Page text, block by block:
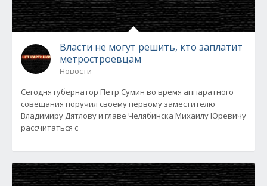
Власти не могут решить, кто заплатит
метростроевцам
Новости
Сегодня губернатор Петр Сумин во время аппаратного
совещания поручил своему первому заместителю
Владимиру Дятлову и главе Челябинска Михаилу Юревичу
рассчитаться с